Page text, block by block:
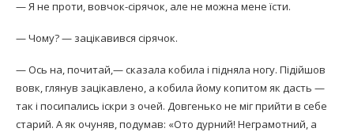
— Я не проти, вовчок-сірячок, але не можна мене їсти.
— Чому? — зацікавився сірячок.
— Ось на, почитай,— сказала кобила і підняла ногу. Підійшов
вовк, глянув зацікавлено, а кобила йому копитом як дасть —
так і посипались іскри з очей. Довгенько не міг прийти в себе
старий. А як очуняв, подумав: «Ото дурний! Неграмотний, а